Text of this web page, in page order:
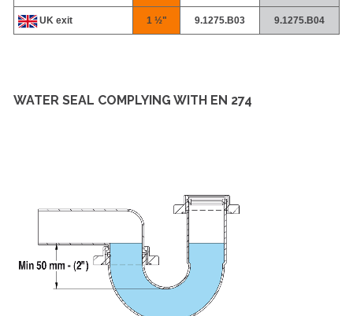
UK exit 1 ½" 9.1275.B03 9.1275.B04
WATER SEAL COMPLYING WITH EN 274